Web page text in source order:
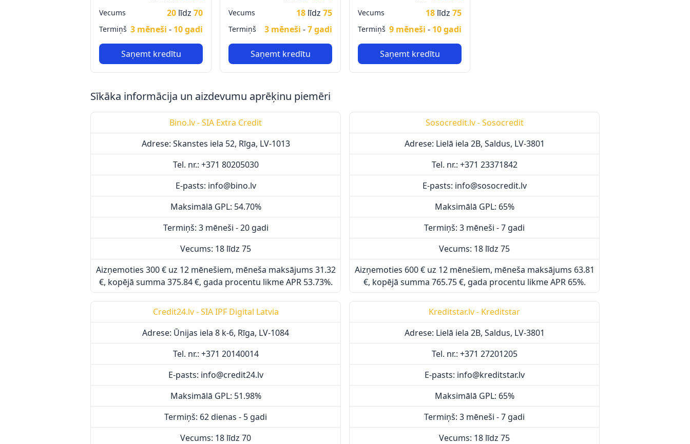
Vecums 20 līdz 70
Termiņš 3 mēneši - 10 gadi
Saņemt kredītu
Vecums 18 līdz 75
Termiņš 3 mēneši -7 gadi
Saņemt kredītu
Vecums 18 līdz 75
Termiņš 9 mēneši - 10 gadi
Saņemt kredītu
Sīkāka informācija un aizdevumu aprēķinu piemēri
Bino.lv - SIA Extra Credit
Adrese: Skanstes iela 52, Rīga, LV-1013
Tel. nr.: +371 80205030
E-pasts: info@bino.lv
Maksimālā GPL: 54.70%
Termiņš: 3 mēneši - 20 gadi
Vecums: 18 līdz 75
Aizņemoties 300 € uz 12 mēnešiem, mēneša maksājums 31.32
€, kopējā summa 375.84 €, gada procentu likme APR 53.73%.
Sosocredit.lv - Sosocredit
Adrese: Lielā iela 2B, Saldus, LV-3801
Tel. nr.: +371 23371842
E-pasts: info@sosocredit.lv
Maksimālā GPL: 65%
Termiņš: 3 mēneši - 7 gadi
Vecums: 18 līdz 75
Aizņemoties 600 € uz 12 mēnešiem, mēneša maksājums 63.81
€, kopējā summa 765.75 €, gada procentu likme APR 65%.
Credit24.lv - SIA IPF Digital Latvia
Adrese: Ūnijas iela 8 k-6, Rīga, LV-1084
Tel. nr.: +371 20140014
E-pasts: info@credit24.lv
Maksimālā GPL: 51.98%
Termiņš: 62 dienas - 5 gadi
Vecums: 18 līdz 70
Kreditstar.lv - Kreditstar
Adrese: Lielā iela 2B, Saldus, LV-3801
Tel. nr.: +371 27201205
E-pasts: info@kreditstar.lv
Maksimālā GPL: 65%
Termiņš: 3 mēneši - 7 gadi
Vecums: 18 līdz 75